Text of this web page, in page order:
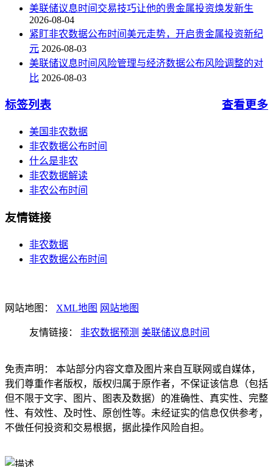
美联储议息时间交易技巧让他的贵金属投资焕发新生
2026-08-04
紧盯非农数据公布时间美元走势，开启贵金属投资新纪
元 2026-08-03
美联储议息时间风险管理与经济数据公布风险调整的对
比 2026-08-03
标签列表 查看更多
美国非农数据
非农数据公布时间
什么是非农
非农数据解读
非农公布时间
友情链接
非农数据
非农数据公布时间
网站地图： XML地图 网站地图
友情链接： 非农数据预测 美联储议息时间
免责声明： 本站部分内容文章及图片来自互联网或自媒体，
我们尊重作者版权，版权归属于原作者，不保证该信息（包括
但不限于文字、图片、图表及数据）的准确性、真实性、完整
性、有效性、及时性、原创性等。未经证实的信息仅供参考，
不做任何投资和交易根据，据此操作风险自担。